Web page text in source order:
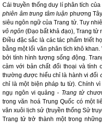
Cái truyền thống duy lí phân tích
phiên âm trung tâm luận phương
siêu ngôn ngữ của Trang tử. Tuy
vô ngôn (Đạo bất khả đạo), Trang tử
Điều đặc sắc là các tác phẩm triết
bằng một lối văn phân tích khô
bởi tính hình tượng sống động.
cảm với bản chất đối thoại và
thường được hiểu chỉ là hành vi đối
chỉ là một biện pháp tu từ). Chính
ngụ ngôn vi quảng - Trang tử
trong văn hoá Trung Quốc có một
văn xuôi lịch sử (truyền thống Sử
Trang tử trở thành một trong